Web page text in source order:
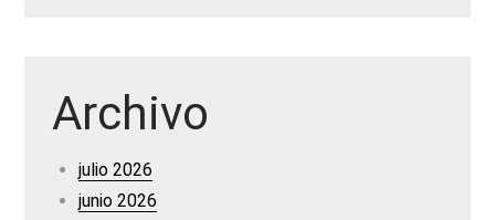
Archivo
julio 2026
junio 2026